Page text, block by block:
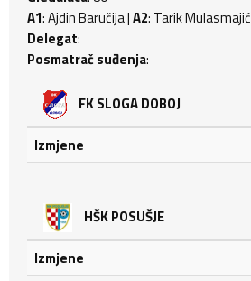
A1: Ajdin Baručija |A2: Tarik Mulasmajić
Delegat:
Posmatrač suđenja:
FK SLOGA DOBOJ
Izmjene
HŠK POSUŠJE
Izmjene